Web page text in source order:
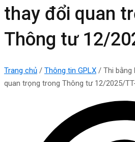
thay đổi quan
Thông tư 12/
Trang chủ / Thông tin GPLX / Thi bằng
quan trọng trong Thông tư 12/2025/